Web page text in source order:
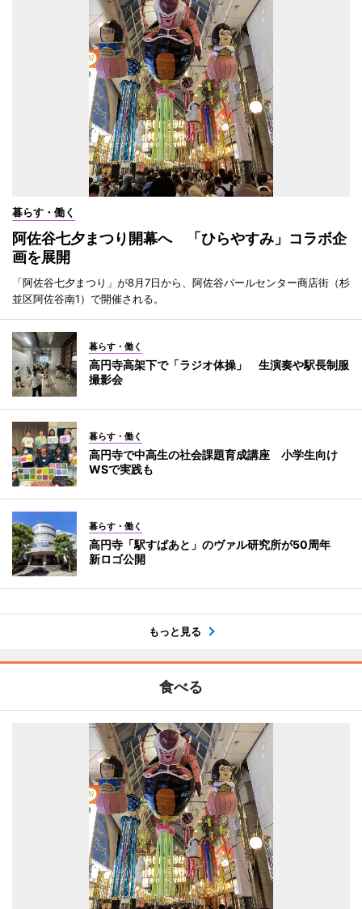
暮らす・働く
阿佐谷七夕まつり開幕へ 「ひらやすみ」コラボ企
画を展開
「阿佐谷七夕まつり」が8月7日から、阿佐谷パールセンター商店街（杉
並区阿佐谷南1）で開催される。
暮らす・働く
高円寺高架下で「ラジオ体操」 生演奏や駅長制服
撮影会
暮らす・働く
高円寺で中高生の社会課題育成講座 小学生向け
WSで実践も
暮らす・働く
高円寺「駅すぱあと」のヴァル研究所が50周年
新ロゴ公開
もっと見る
食べる